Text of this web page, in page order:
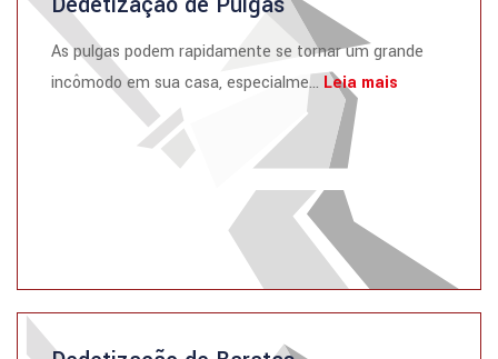
As pulgas podem rapidamente se tornar um grande
incômodo em sua casa, especialme... Leia mais